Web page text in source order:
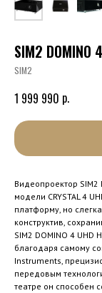
SIM2 DOMINO
SIM2
1 999 990 р.
Видеопроектор SIM2
модели CRYSTAL 4
платформу, но
конструктив,
SIM2 DOMINO 4 UHD
благодаря самому
Instruments,
передовым
театре он способен